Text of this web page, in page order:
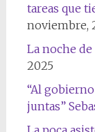
tareas que
noviembre,
La noche de
2025
“Al
juntas”